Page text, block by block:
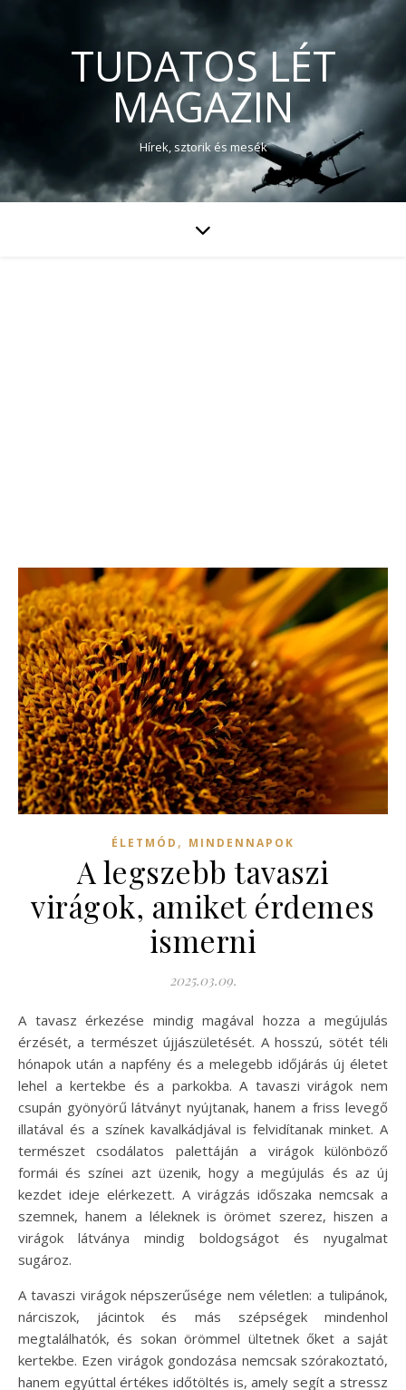
TUDATOS LÉT
MAGAZIN
Hírek, sztorik és mesék
ÉLETMÓD , MINDENNAPOK
A legszebb tavaszi
virágok, amiket érdemes
ismerni
2025.03.09.
A tavasz érkezése mindig magával hozza a megújulás
érzését, a természet újjászületését. A hosszú, sötét téli
hónapok után a napfény és a melegebb időjárás új életet
lehel a kertekbe és a parkokba. A tavaszi virágok nem
csupán gyönyörű látványt nyújtanak, hanem a friss levegő
illatával és a színek kavalkádjával is felvidítanak minket. A
természet csodálatos palettáján a virágok különböző
formái és színei azt üzenik, hogy a megújulás és az új
kezdet ideje elérkezett. A virágzás időszaka nemcsak a
szemnek, hanem a léleknek is örömet szerez, hiszen a
virágok látványa mindig boldogságot és nyugalmat
sugároz.
A tavaszi virágok népszerűsége nem véletlen: a tulipánok,
nárciszok, jácintok és más szépségek mindenhol
megtalálhatók, és sokan örömmel ültetnek őket a saját
kertekbe. Ezen virágok gondozása nemcsak szórakoztató,
hanem egyúttal értékes időtöltés is, amely segít a stressz